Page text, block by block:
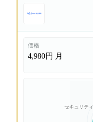
価格
4,980円 月
セキュリティ